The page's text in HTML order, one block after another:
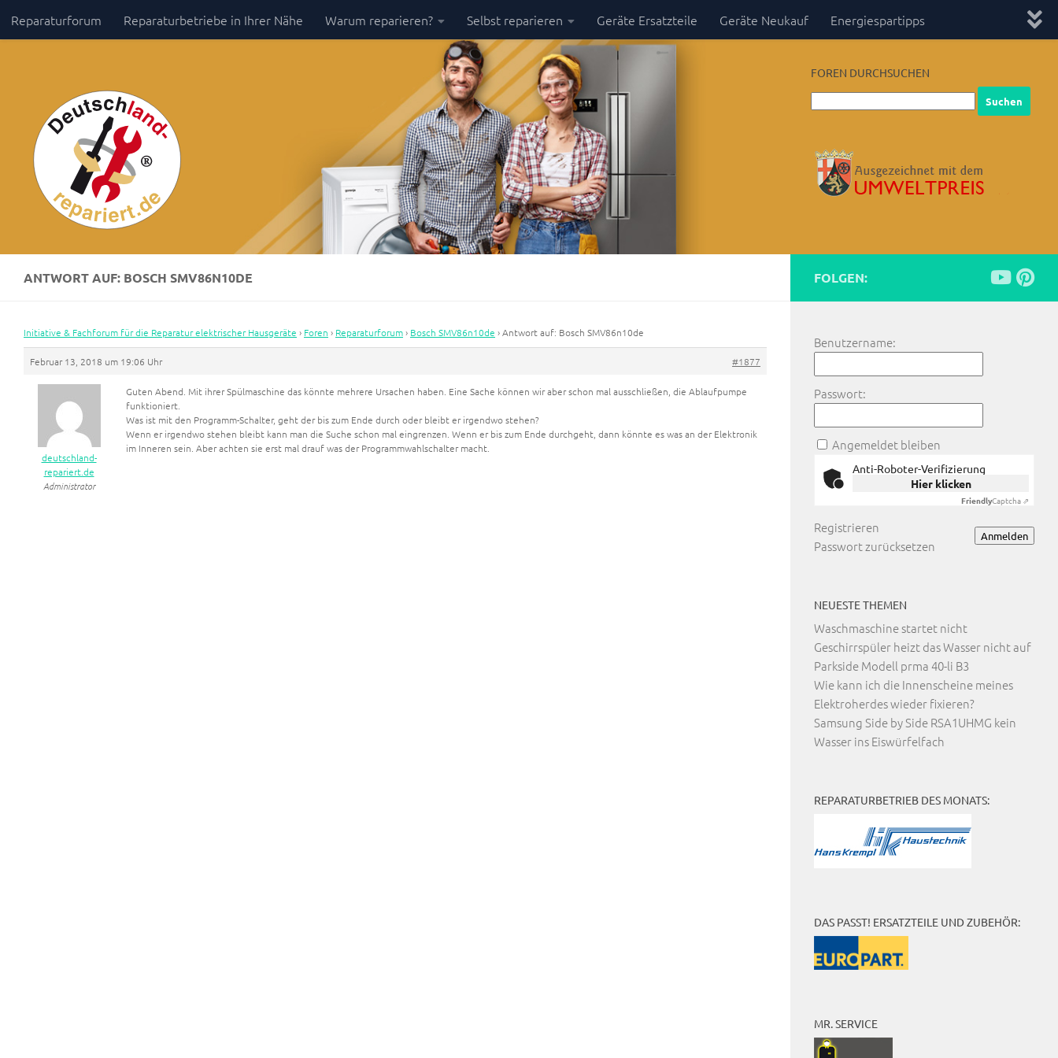
Zum Inhalt springen
Reparaturforum Reparaturbetriebe in Ihrer Nähe Warum reparieren? Selbst reparieren Geräte Ersatzteile Geräte Neukauf Energiespartipps
FOREN DURCHSUCHEN
ANTWORT AUF: BOSCH SMV86N10DE
Initiative & Fachforum für die Reparatur elektrischer Hausgeräte › Foren › Reparaturforum› Bosch SMV86n10de ›Antwort auf: Bosch SMV86n10de
Februar 13, 2018 um 19:06 Uhr #1877
deutschland-
repariert.de
Administrator
Guten Abend. Mit ihrer Spülmaschine das könnte mehrere Ursachen haben. Eine Sache können wir aber schon mal ausschließen, die Ablaufpumpe
funktioniert.
Was ist mit den Programm-Schalter, geht der bis zum Ende durch oder bleibt er irgendwo stehen?
Wenn er irgendwo stehen bleibt kann man die Suche schon mal eingrenzen. Wenn er bis zum Ende durchgeht, dann könnte es was an der Elektronik
im Inneren sein. Aber achten sie erst mal drauf was der Programmwahlschalter macht.
FOLGEN:
Benutzername:
Passwort:
Angemeldet bleiben
Anti-Roboter-Verifizierung
Hier klicken
FriendlyCaptcha ⇗
Anmelden
Registrieren
Passwort zurücksetzen
NEUESTE THEMEN
Waschmaschine startet nicht
Geschirrspüler heizt das Wasser nicht auf
Parkside Modell prma 40-li B3
Wie kann ich die Innenscheine meines
Elektroherdes wieder fixieren?
Samsung Side by Side RSA1UHMG kein
Wasser ins Eiswürfelfach
REPARATURBETRIEB DES MONATS:
DAS PASST! ERSATZTEILE UND ZUBEHÖR:
MR. SERVICE